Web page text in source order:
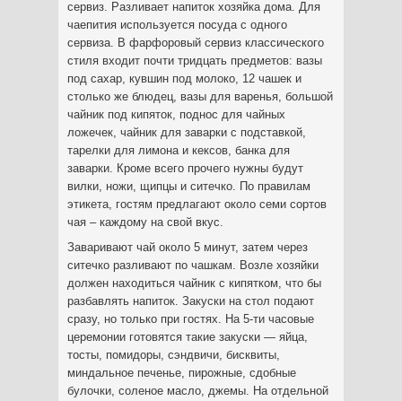
сервиз. Разливает напиток хозяйка дома. Для
чаепития используется посуда с одного
сервиза. В фарфоровый сервиз классического
стиля входит почти тридцать предметов: вазы
под сахар, кувшин под молоко, 12 чашек и
столько же блюдец, вазы для варенья, большой
чайник под кипяток, поднос для чайных
ложечек, чайник для заварки с подставкой,
тарелки для лимона и кексов, банка для
заварки. Кроме всего прочего нужны будут
вилки, ножи, щипцы и ситечко. По правилам
этикета, гостям предлагают около семи сортов
чая – каждому на свой вкус.
Заваривают чай около 5 минут, затем через
ситечко разливают по чашкам. Возле хозяйки
должен находиться чайник с кипятком, что бы
разбавлять напиток. Закуски на стол подают
сразу, но только при гостях. На 5-ти часовые
церемонии готовятся такие закуски — яйца,
тосты, помидоры, сэндвичи, бисквиты,
миндальное печенье, пирожные, сдобные
булочки, соленое масло, джемы. На отдельной